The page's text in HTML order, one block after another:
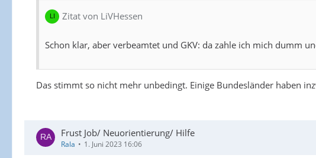
Zitat von LiVHessen
Schon klar, aber verbeamtet und GKV: da zahle ich mich dumm
Das stimmt so nicht mehr unbedingt. Einige Bundesländer haben
Frust Job/ Neuorientierung/ Hilfe
Rala 1. Juni 2023 16:06